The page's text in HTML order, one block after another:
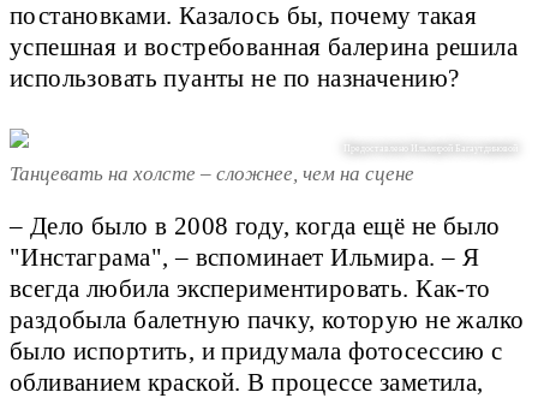
постановками. Казалось бы, почему такая
успешная и востребованная балерина решила
использовать пуанты не по назначению?
Предоставлено Ильмирой Багаутдиновой
Танцевать на холсте – сложнее, чем на сцене
– Дело было в 2008 году, когда ещё не было
"Инстаграма", – вспоминает Ильмира. – Я
всегда любила экспериментировать. Как-то
раздобыла балетную пачку, которую не жалко
было испортить, и придумала фотосессию с
обливанием краской. В процессе заметила,